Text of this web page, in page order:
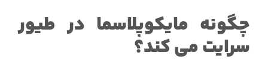
چگونه مایکوپلاسما در طیور
سرایت می کند؟